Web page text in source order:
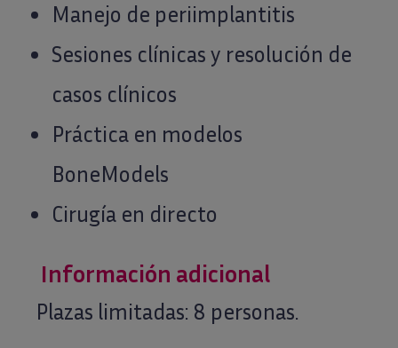
Manejo de periimplantitis
Sesiones clínicas y resolución de
casos clínicos
Práctica en modelos
BoneModels
Cirugía en directo
Información adicional
Plazas limitadas: 8 personas.